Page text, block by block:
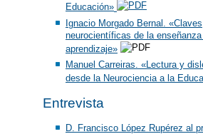
Educación»
Ignacio Morgado Bernal. «Claves
neurocientíficas de la
aprendizaje»
Manuel Carreiras. «Lectura y
desde la Neurociencia a la
Entrevista
D. Francisco López Rupérez al